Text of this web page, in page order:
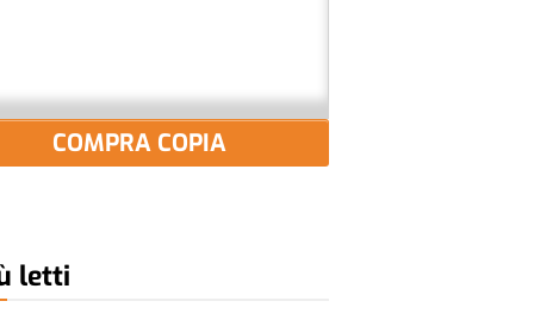
COMPRA COPIA
letti